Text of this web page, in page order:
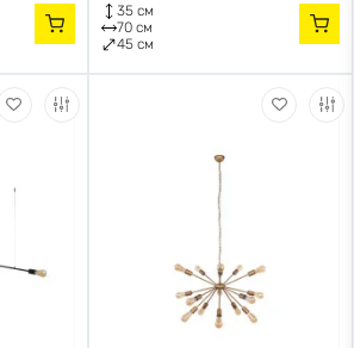
35 см
70 см
45 см